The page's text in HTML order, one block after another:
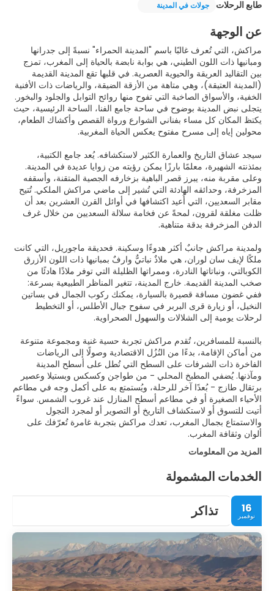
طابع الرحلات
جولات في المدينة
عن الوجهة
مراكش، التي تُعرف غالبًا باسم "المدينة الحمراء" نسبةً إلى جدرانها
ومبانيها ذات اللون الطيني، هي بوابة نابضة بالحياة إلى المغرب، تمزج
بين التقاليد العريقة والحيوية العصرية. في قلبها تقع المدينة القديمة
(المدينة العتيقة)، وهي متاهة من الأزقة الضيقة، والرياضات ذات الأفنية
الخفية، والأسواق الصاخبة التي تفوح منها روائح التوابل والجلود والبخور.
يتجلى نبض المدينة بوضوح في ساحة جامع الفنا، الساحة الرئيسية، حيث
يكتظ المكان كل مساء بفناني الشوارع ورواة القصص وأكشاك الطعام،
سيجد عشاق التاريخ والعمارة الكثير لاستكشافه. يُعد جامع الكتبية،
بمئذنته الشهيرة، معلمًا بارزًا يمكن رؤيته من زوايا عديدة في المدينة.
وعلى مقربة منه، يبرز قصر الباهية بزخارفه الجصية المتقنة، وأسقفه
المزخرفة، وحدائقه الهادئة التي تُشير إلى ماضي مراكش الملكي. تُتيح
مقابر السعديين، التي أُعيد اكتشافها في أوائل القرن العشرين بعد أن
ظلت مغلقة لقرون، لمحةً عن فخامة سلالة السعديين من خلال غرف
ولمدينة مراكش جانبٌ أكثر هدوءًا وسكينة. فحديقة ماجوريل، التي كانت
ملكًا لإيف سان لوران، هي ملاذٌ نباتيٌّ وارفٌ بمبانيها ذات اللون الأزرق
الكوبالتي، ونباتاتها النادرة، وممراتها الظليلة التي توفر ملاذًا هادئًا من
صخب المدينة القديمة. خارج المدينة، تتغير المناظر الطبيعية بسرعة:
ففي غضون مسافة قصيرة بالسيارة، يمكنك ركوب الجمال في بساتين
النخيل، أو زيارة قرى البربر في سفوح جبال الأطلس، أو التخطيط
بالنسبة للمسافرين، تُقدم مراكش تجربة حسية غنية ومجموعة متنوعة
من أماكن الإقامة، بدءًا من النُزُل الاقتصادية وصولًا إلى الرياضات
الفاخرة ذات الشرفات على السطح التي تُطل على أسطح المدينة
ومآذنها. يُضفي المطبخ المحلي - من طواجن وكسكس وبستيلا وعصير
برتقال طازج - بُعدًا آخر للرحلة، ويُستمتع به على أكمل وجه في مطاعم
الأحياء الصغيرة أو في مطاعم أسطح المنازل عند غروب الشمس. سواءً
أتيت للتسوق أو لاستكشاف التاريخ أو التصوير أو لمجرد التجول
والاستمتاع بجمال المغرب، تعدك مراكش بتجربة غامرة تُعرّفك على
ألوان وثقافة المغرب.
المزيد من المعلومات
الخدمات المشمولة
16
نوفمبر تذاكر